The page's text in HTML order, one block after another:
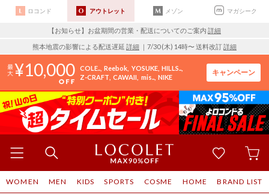
ロコンド アウトレット メゾン マガシーク
【お知らせ】お盆期間の営業・配送についてのご案内 詳細
熊本地震の影響による配送遅延 詳細 ｜7/30 (木) 14時〜 送料改訂詳細
10,000 COLE.. Reebok YOSUKE HILLS..
Z-CRAFT CAWAII mis.. NIKE
キャンペーン
WOMEN MEN KIDS SPORTS COSME HOME BRAND LIST